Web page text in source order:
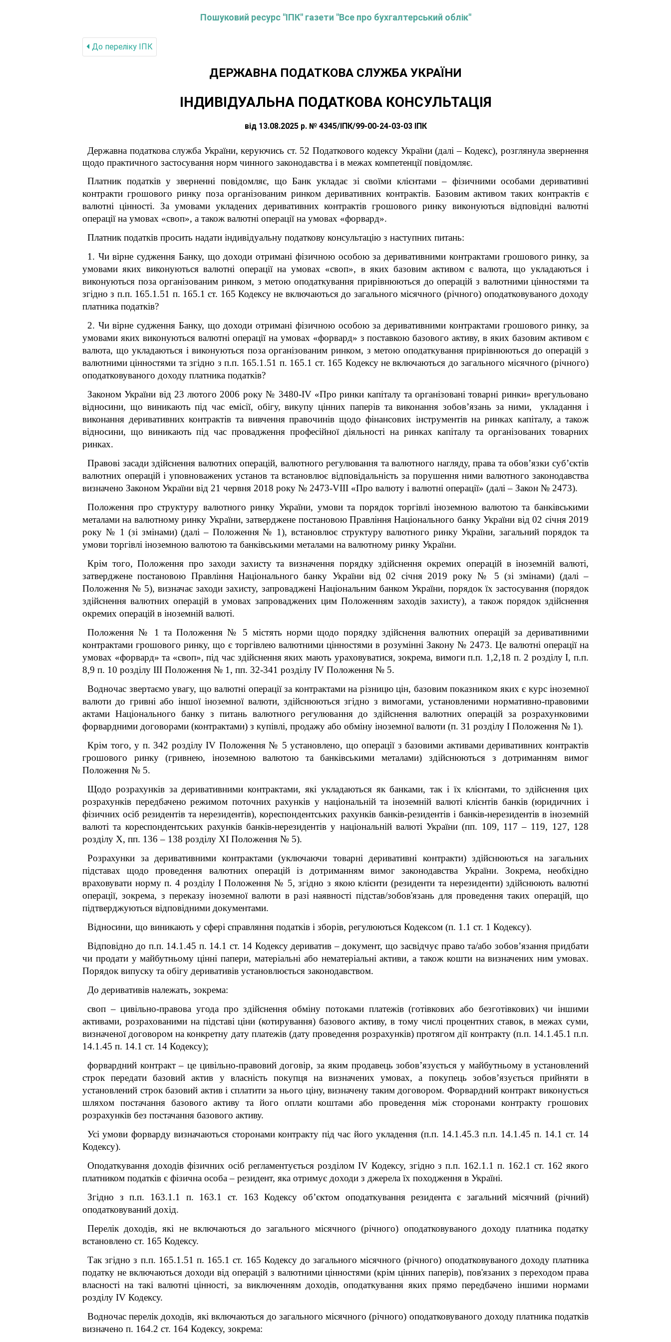
Пошуковий ресурс "ІПК" газети "Все про бухгалтерський облік"
До переліку IПК
ДЕРЖАВНА ПОДАТКОВА СЛУЖБА УКРАЇНИ
ІНДИВІДУАЛЬНА ПОДАТКОВА КОНСУЛЬТАЦІЯ
від 13.08.2025 р. № 4345/ІПК/99-00-24-03-03 ІПК
Державна податкова служба України, керуючись ст. 52 Податкового кодексу України (далі – Кодекс), розглянула звернення
щодо практичного застосування норм чинного законодавства і в межах компетенції повідомляє.
Платник податків у зверненні повідомляє, що Банк укладає зі своїми клієнтами – фізичними особами деривативні
контракти грошового ринку поза організованим ринком деривативних контрактів. Базовим активом таких контрактів є
валютні цінності. За умовами укладених деривативних контрактів грошового ринку виконуються відповідні валютні
операції на умовах «своп», а також валютні операції на умовах «форвард».
Платник податків просить надати індивідуальну податкову консультацію з наступних питань:
1. Чи вірне судження Банку, що доходи отримані фізичною особою за деривативними контрактами грошового ринку, за
умовами яких виконуються валютні операції на умовах «своп», в яких базовим активом є валюта, що укладаються і
виконуються поза організованим ринком, з метою оподаткування прирівнюються до операцій з валютними цінностями та
згідно з п.п. 165.1.51 п. 165.1 ст. 165 Кодексу не включаються до загального місячного (річного) оподатковуваного доходу
платника податків?
2. Чи вірне судження Банку, що доходи отримані фізичною особою за деривативними контрактами грошового ринку, за
умовами яких виконуються валютні операції на умовах «форвард» з поставкою базового активу, в яких базовим активом є
валюта, що укладаються і виконуються поза організованим ринком, з метою оподаткування прирівнюються до операцій з
валютними цінностями та згідно з п.п. 165.1.51 п. 165.1 ст. 165 Кодексу не включаються до загального місячного (річного)
оподатковуваного доходу платника податків?
Законом України від 23 лютого 2006 року № 3480-IV «Про ринки капіталу та організовані товарні ринки» врегульовано
відносини, що виникають під час емісії, обігу, викупу цінних паперів та виконання зобов’язань за ними, укладання і
виконання деривативних контрактів та вивчення правочинів щодо фінансових інструментів на ринках капіталу, а також
відносини, що виникають під час провадження професійної діяльності на ринках капіталу та організованих товарних
ринках.
Правові засади здійснення валютних операцій, валютного регулювання та валютного нагляду, права та обов’язки суб’єктів
валютних операцій і уповноважених установ та встановлює відповідальність за порушення ними валютного законодавства
визначено Законом України від 21 червня 2018 року № 2473-VIII «Про валюту і валютні операції» (далі – Закон № 2473).
Положення про структуру валютного ринку України, умови та порядок торгівлі іноземною валютою та банківськими
металами на валютному ринку України, затверджене постановою Правління Національного банку України від 02 січня 2019
року № 1 (зі змінами) (далі – Положення № 1), встановлює структуру валютного ринку України, загальний порядок та
умови торгівлі іноземною валютою та банківськими металами на валютному ринку України.
Крім того, Положення про заходи захисту та визначення порядку здійснення окремих операцій в іноземній валюті,
затверджене постановою Правління Національного банку України від 02 січня 2019 року № 5 (зі змінами) (далі –
Положення № 5), визначає заходи захисту, запроваджені Національним банком України, порядок їх застосування (порядок
здійснення валютних операцій в умовах запроваджених цим Положенням заходів захисту), а також порядок здійснення
окремих операцій в іноземній валюті.
Положення № 1 та Положення № 5 містять норми щодо порядку здійснення валютних операцій за деривативними
контрактами грошового ринку, що є торгівлею валютними цінностями в розумінні Закону № 2473. Це валютні операції на
умовах «форвард» та «своп», під час здійснення яких мають ураховуватися, зокрема, вимоги п.п. 1,2,18 п. 2 розділу І, п.п.
8,9 п. 10 розділу ІІІ Положення № 1, пп. 32-341 розділу ІV Положення № 5.
Водночас звертаємо увагу, що валютні операції за контрактами на різницю цін, базовим показником яких є курс іноземної
валюти до гривні або іншої іноземної валюти, здійснюються згідно з вимогами, установленими нормативно-правовими
актами Національного банку з питань валютного регулювання до здійснення валютних операцій за розрахунковими
форвардними договорами (контрактами) з купівлі, продажу або обміну іноземної валюти (п. 31 розділу I Положення № 1).
Крім того, у п. 342 розділу IV Положення № 5 установлено, що операції з базовими активами деривативних контрактів
грошового ринку (гривнею, іноземною валютою та банківськими металами) здійснюються з дотриманням вимог
Положення № 5.
Щодо розрахунків за деривативними контрактами, які укладаються як банками, так і їх клієнтами, то здійснення цих
розрахунків передбачено режимом поточних рахунків у національній та іноземній валюті клієнтів банків (юридичних і
фізичних осіб резидентів та нерезидентів), кореспондентських рахунків банків-резидентів і банків-нерезидентів в іноземній
валюті та кореспондентських рахунків банків-нерезидентів у національній валюті України (пп. 109, 117 – 119, 127, 128
розділу X, пп. 136 – 138 розділу XI Положення № 5).
Розрахунки за деривативними контрактами (уключаючи товарні деривативні контракти) здійснюються на загальних
підставах щодо проведення валютних операцій із дотриманням вимог законодавства України. Зокрема, необхідно
враховувати норму п. 4 розділу I Положення № 5, згідно з якою клієнти (резиденти та нерезиденти) здійснюють валютні
операції, зокрема, з переказу іноземної валюти в разі наявності підстав/зобов'язань для проведення таких операцій, що
підтверджуються відповідними документами.
Відносини, що виникають у сфері справляння податків і зборів, регулюються Кодексом (п. 1.1 ст. 1 Кодексу).
Відповідно до п.п. 14.1.45 п. 14.1 ст. 14 Кодексу дериватив– документ, що засвідчує право та/або зобов’язання придбати
чи продати у майбутньому цінні папери, матеріальні або нематеріальні активи, а також кошти на визначених ним умовах.
Порядок випуску та обігу деривативів установлюється законодавством.
До деривативів належать, зокрема:
своп – цивільно-правова угода про здійснення обміну потоками платежів (готівкових або безготівкових) чи іншими
активами, розрахованими на підставі ціни (котирування) базового активу, в тому числі процентних ставок, в межах суми,
визначеної договором на конкретну дату платежів (дату проведення розрахунків) протягом дії контракту (п.п. 14.1.45.1 п.п.
14.1.45 п. 14.1 ст. 14 Кодексу);
форвардний контракт– це цивільно-правовий договір, за яким продавець зобов’язується у майбутньому в установлений
строк передати базовий актив у власність покупця на визначених умовах, а покупець зобов’язується прийняти в
установлений строк базовий актив і сплатити за нього ціну, визначену таким договором. Форвардний контракт виконується
шляхом постачання базового активу та його оплати коштами або проведення між сторонами контракту грошових
розрахунків без постачання базового активу.
Усі умови форварду визначаються сторонами контракту під час його укладення (п.п. 14.1.45.3 п.п. 14.1.45 п. 14.1 ст. 14
Кодексу).
Оподаткування доходів фізичних осіб регламентується розділом IV Кодексу, згідно з п.п. 162.1.1 п. 162.1 ст. 162 якого
платником податків є фізична особа – резидент, яка отримує доходи з джерела їх походження в Україні.
Згідно з п.п. 163.1.1 п. 163.1 ст. 163 Кодексу об’єктом оподаткування резидента є загальний місячний (річний)
оподатковуваний дохід.
Перелік доходів, які не включаються до загального місячного (річного) оподатковуваного доходу платника податку
встановлено ст. 165 Кодексу.
Так згідно з п.п. 165.1.51 п. 165.1 ст. 165 Кодексу до загального місячного (річного) оподатковуваного доходу платника
податку не включаються доходи від операцій з валютними цінностями (крім цінних паперів), пов'язаних з переходом права
власності на такі валютні цінності, за виключенням доходів, оподаткування яких прямо передбачено іншими нормами
розділу IV Кодексу.
Водночас перелік доходів, які включаються до загального місячного (річного) оподатковуваного доходу платника податків
визначено п. 164.2 ст. 164 Кодексу, зокрема: